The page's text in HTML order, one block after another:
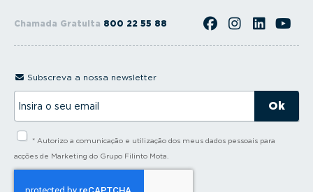
Chamada Gratuita 800 22 55 88
Subscreva a nossa newsletter
s
* Autorizo a comunicação e utilização dos meus dados pessoais para
acções de Marketing do Grupo Filinto Mota.